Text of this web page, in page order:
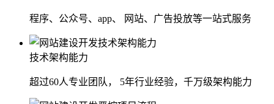
程序、公众号、app、 网站、广告投放等一站式服务
技术架构能力
超过60人专业团队， 5年行业经验，千万级架构能力